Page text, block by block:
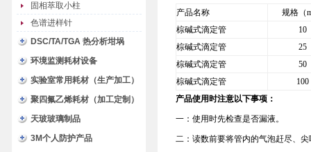
固相萃取小柱
色谱进样针
DSC/TA/TGA 热分析坩埚
环境监测耗材设备
实验室常用耗材（生产加工）
聚四氟乙烯耗材（加工定制）
天玻玻璃制品
3M个人防护产品
产品名称
规格（
棕碱式滴定管
10
棕碱式滴定管
25
棕碱式滴定管
50
棕碱式滴定管
100
产品使用时注意以下事项：
一：使用时先检查是否漏液。
二：读数前要将管内的气泡赶尽、